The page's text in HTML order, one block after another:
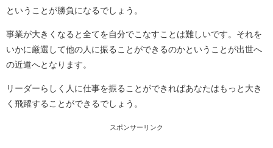
ということが勝負になるでしょう。
事業が大きくなると全てを自分でこなすことは難しいです。それを
いかに厳選して他の人に振ることができるのかということが出世へ
の近道へとなります。
リーダーらしく人に仕事を振ることができればあなたはもっと大き
く飛躍することができるでしょう。
スポンサーリンク